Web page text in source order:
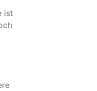
ist